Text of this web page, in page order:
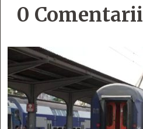
0 Comentarii